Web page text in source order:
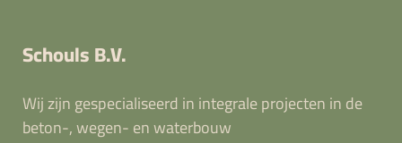
Schouls B.V.
Wij zijn gespecialiseerd in integrale projecten in de
beton-, wegen- en waterbouw